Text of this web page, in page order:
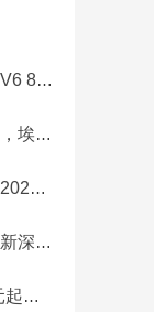
预售
关注
元起
市！
进阶